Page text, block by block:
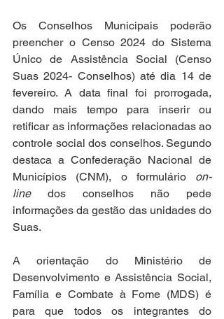
Os Conselhos Municipais poderão
preencher o Censo 2024 do Sistema
Único de Assistência Social (Censo
Suas 2024- Conselhos) até dia 14 de
fevereiro. A data final foi prorrogada,
dando mais tempo para inserir ou
retificar as informações relacionadas ao
controle social dos conselhos. Segundo
destaca a Confederação Nacional de
Municípios (CNM), o formulário on-
line dos conselhos não pede
informações da gestão das unidades do
Suas.
A orientação do Ministério de
Desenvolvimento e Assistência Social,
Família e Combate à Fome (MDS) é
para que todos os integrantes do